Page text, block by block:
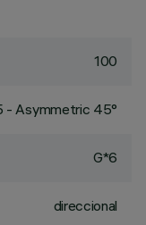
100
- Asymmetric 45°
G*6
direccional